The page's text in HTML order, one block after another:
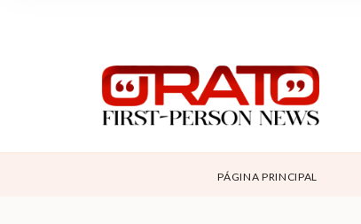
SUPPORT
CONTÁCTANOS
PÁGINA PRINCIPAL